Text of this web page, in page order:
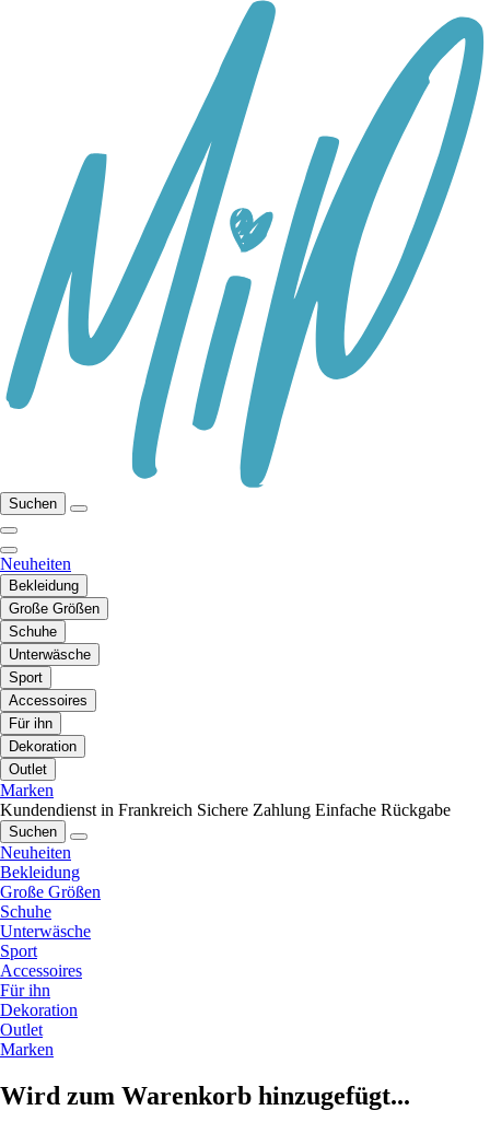
Suchen
Neuheiten
Bekleidung
Große Größen
Schuhe
Unterwäsche
Sport
Accessoires
Für ihn
Dekoration
Outlet
Marken
Kundendienst in Frankreich Sichere Zahlung Einfache Rückgabe
Suchen
Neuheiten
Bekleidung
Große Größen
Schuhe
Unterwäsche
Sport
Accessoires
Für ihn
Dekoration
Outlet
Marken
Wird zum Warenkorb hinzugefügt...